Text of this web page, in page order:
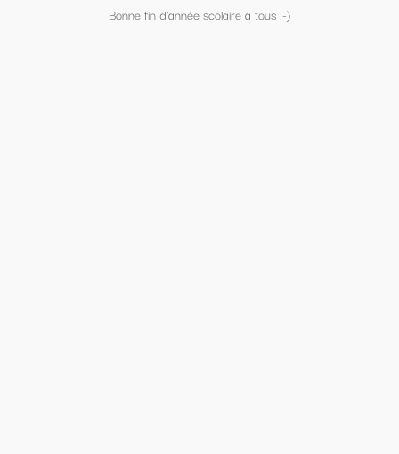
Bonne fin d'année scolaire à tous ;-)